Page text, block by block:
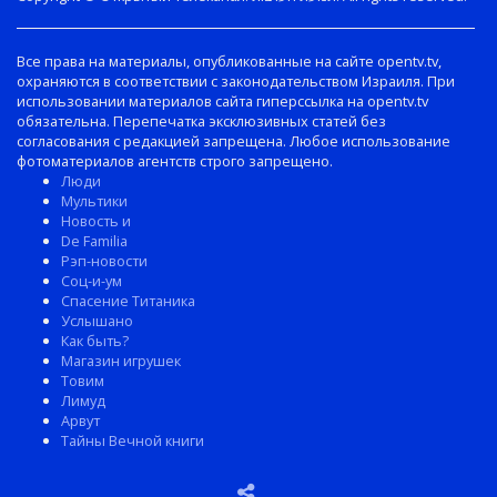
Все права на материалы, опубликованные на сайте opentv.tv,
охраняются в соответствии с законодательством Израиля. При
использовании материалов сайта гиперссылка на opentv.tv
обязательна. Перепечатка эксклюзивных статей без
согласования с редакцией запрещена. Любое использование
фотоматериалов агентств строго запрещено.
Люди
Мультики
Новость и
De Familia
Рэп-новости
Соц-и-ум
Спасение Титаника
Услышано
Как быть?
Магазин игрушек
Товим
Лимуд
Арвут
Тайны Вечной книги